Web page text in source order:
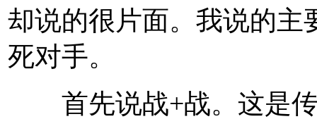
却说的很片面。我说的主
死对手。
首先说战+战。这是传